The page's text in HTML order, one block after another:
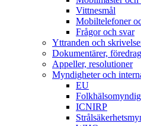
Vittnesmål
Mobiltelefoner
Frågor och svar
Yttranden och
Dokumentärer, föredrag
Appeller, resolutioner
Myndigheter och
EU
ICNIRP